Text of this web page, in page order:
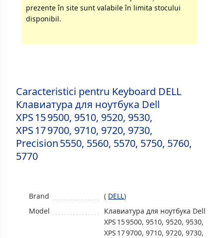
prezente în site sunt valabile în limita stocului
disponibil.
Caracteristici pentru Keyboard DELL
Клавиатура для ноутбука Dell
XPS 15 9500, 9510, 9520, 9530,
XPS 17 9700, 9710, 9720, 9730,
Precision 5550, 5560, 5570, 5750, 5760,
5770
Brand ( DELL)
Model
Клавиатура для ноутбука Dell
XPS 15 9500, 9510, 9520, 9530,
XPS 17 9700, 9710, 9720, 9730,